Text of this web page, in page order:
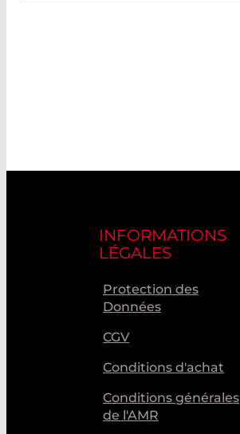
INFORMATIONS
LÉGALES
Protection des
Données
CGV
Conditions d'achat
Conditions générales
de l'AMR